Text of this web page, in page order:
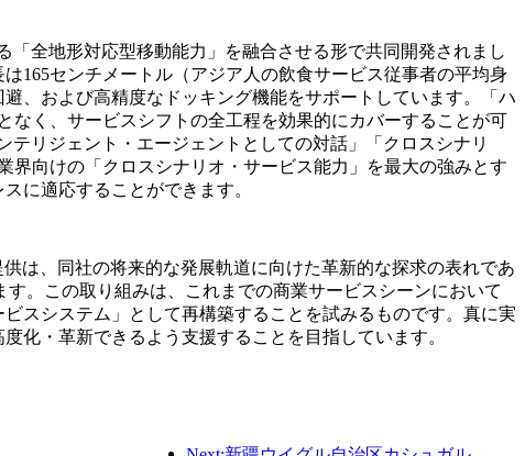
「全地形対応型移動能力」を融合させる形で共同開発されまし
165センチメートル（アジア人の飲食サービス従事者の平均身
、および高精度なドッキング機能をサポートしています。「ハ
なく、サービスシフトの全工程を効果的にカバーすることが可
リジェント・エージェントとしての対話」「クロスシナリ
界向けの「クロスシナリオ・サービス能力」を最大の強みとす
に適応することができます。
は、同社の将来的な発展軌道に向けた革新的な探求の表れであ
。この取り組みは、これまでの商業サービスシーンにおいて
スシステム」として再構築することを試みるものです。真に実
化・革新できるよう支援することを目指しています。